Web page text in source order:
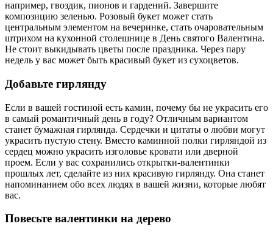
например, гвоздик, пионов и гардений. Завершите
композицию зеленью. Розовый букет может стать
центральным элементом на вечеринке, стать очаровательным
штрихом на кухонной столешнице в День святого Валентина.
Не стоит выкидывать цветы после праздника. Через пару
недель у вас может быть красивый букет из сухоцветов.
Добавьте гирлянду
Если в вашей гостиной есть камин, почему бы не украсить его
в самый романтичный день в году? Отличным вариантом
станет бумажная гирлянда. Сердечки и цитаты о любви могут
украсить пустую стену. Вместо каминной полки гирляндой из
сердец можно украсить изголовье кровати или дверной
проем. Если у вас сохранились открытки-валентинки
прошлых лет, сделайте из них красивую гирлянду. Она станет
напоминанием обо всех людях в вашей жизни, которые любят
вас.
Повесьте валентинки на дерево